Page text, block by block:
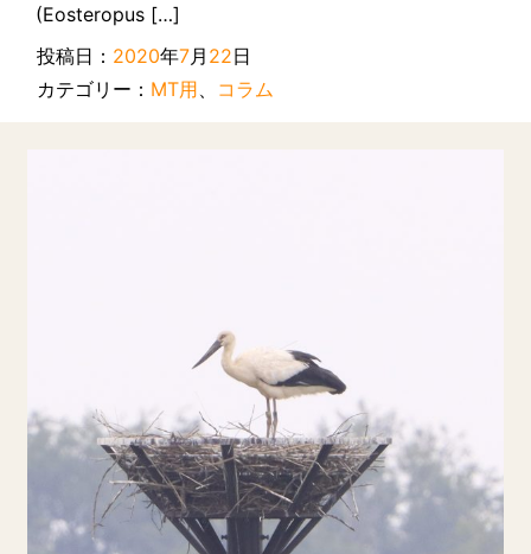
(Eosteropus […]
投稿日： 2020年7月 22日
カテゴリー： MT用 コラム